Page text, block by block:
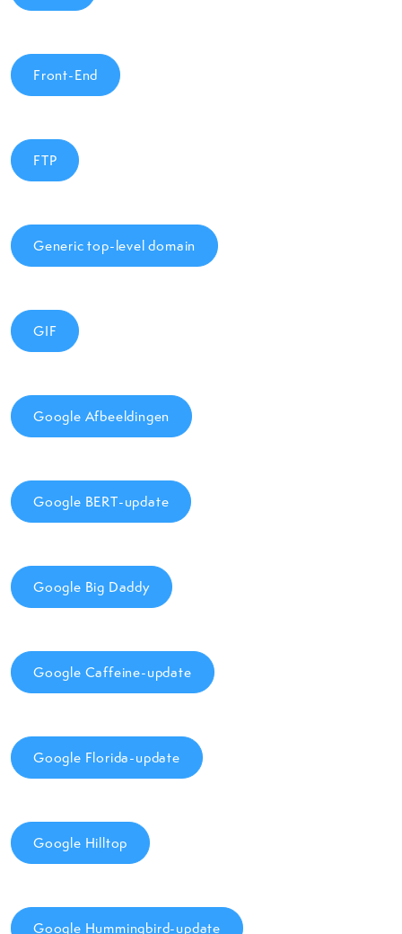
Front-End
FTP
Generic top-level domain
GIF
Google Afbeeldingen
Google BERT-update
Google Big Daddy
Google Caffeine-update
Google Florida-update
Google Hilltop
Google Hummingbird-update